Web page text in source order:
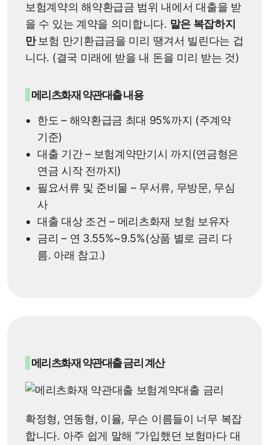
보험계약의 해약환급금 범위 내에서 대출을 받
을 수 있는 계약을 의미합니다. 말은 복잡하지
만 보험 만기환급금을 미리 땡겨서 빌린다는 겁
니다. (결국 미래에 받을 내 돈을 미리 받는 것)
메리츠화재 약관대출 내용
한도 – 해약환급금 최대 95%까지 (주계약
기준)
대출 기간 – 보험계약만기시 까지(연금형은
연금 시작 전까지)
필요서류 및 준비물 – 무서류, 무방문, 무심
사
대출 대상 조건 – 메리츠화재 보험 보유자
금리 – 연 3.55%~9.5%(상품 별로 금리 다
름. 아래 참고.)
메리츠화재 약관대출 금리 계산
확정형, 연동형, 이율, 무슨 이름들이 너무 복잡
합니다. 아주 쉽게 말해 “가입했던 보험마다 대